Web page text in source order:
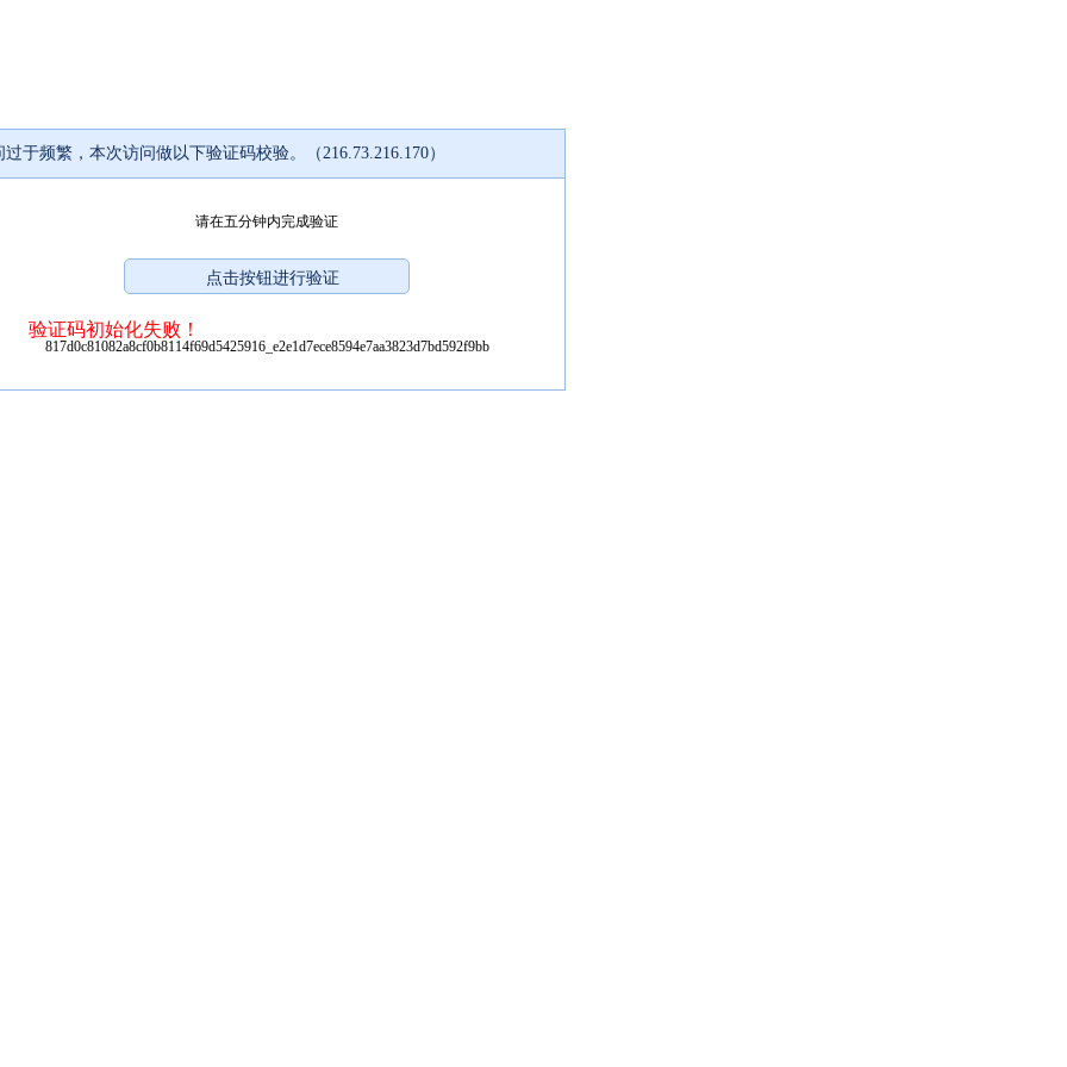
过于频繁，本次访问做以下验证码校验。（216.73.216.170）
请在五分钟内完成验证
验证码初始化失败！
817d0c81082a8cf0b8114f69d5425916_e2e1d7ece8594e7aa3823d7bd592f9bb